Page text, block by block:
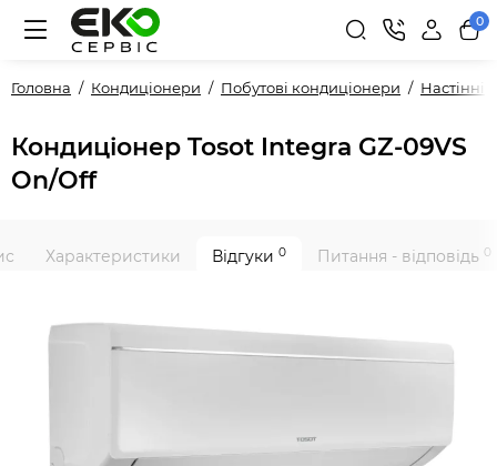
0
Головна Кондиціонери Побутові кондиціонери Настінні
Кондиціонер Tosot Integra GZ-09VS
On/Off
Характеристики Відгуки 0 Питання - відповідь 0